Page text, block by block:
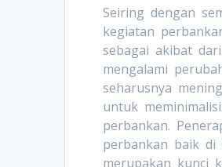
Seiring dengan
kegiatan
sebagai akibat
mengalami
seharusnya
untuk
perbankan.
perbankan baik di
merupakan kunci